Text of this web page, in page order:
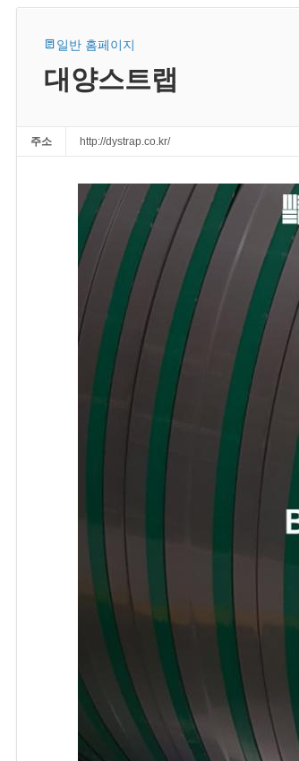
일반 홈페이지
대양스트랩
주소 http://dystrap.co.kr/